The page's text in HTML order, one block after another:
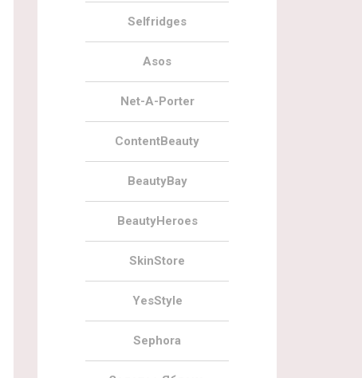
Selfridges
Asos
Net-A-Porter
ContentBeauty
BeautyBay
BeautyHeroes
SkinStore
YesStyle
Sephora